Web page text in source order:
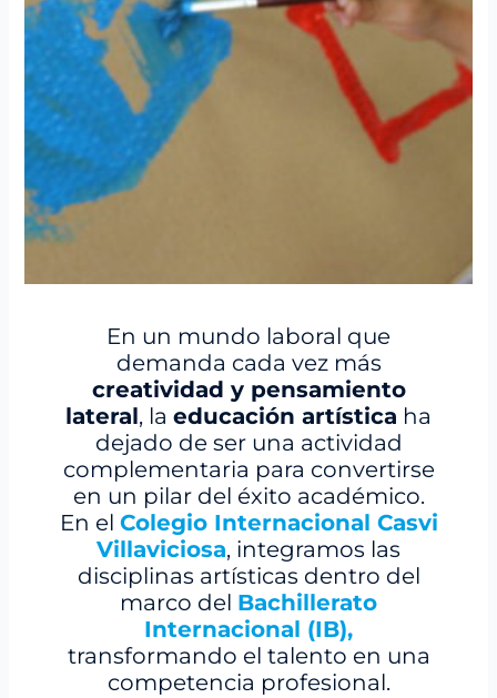
En un mundo laboral que
demanda cada vez más
creatividad y pensamiento
lateral, la educación artística ha
dejado de ser una actividad
complementaria para convertirse
en un pilar del éxito académico.
En el Colegio Internacional Casvi
Villaviciosa, integramos las
disciplinas artísticas dentro del
marco del Bachillerato
Internacional (IB),
transformando el talento en una
competencia profesional.